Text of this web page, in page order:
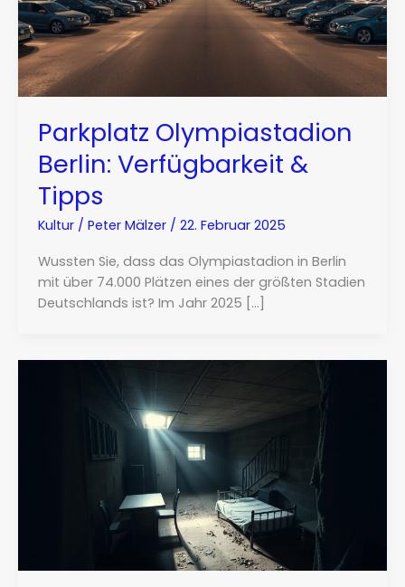
Parkplatz Olympiastadion
Berlin: Verfügbarkeit &
Tipps
Kultur/ Peter Mälzer / 22. Februar 2025
Wussten Sie, dass das Olympiastadion in Berlin
mit über 74.000 Plätzen eines der größten Stadien
Deutschlands ist? Im Jahr 2025 […]